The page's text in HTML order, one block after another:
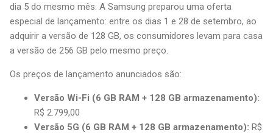
dia 5 do mesmo mês. A Samsung preparou uma oferta
especial de lançamento: entre os dias 1 e 28 de setembro, ao
adquirir a versão de 128 GB, os consumidores levam para casa
a versão de 256 GB pelo mesmo preço.
Os preços de lançamento anunciados são:
Versão Wi-Fi (6 GB RAM + 128 GB armazenamento):
R$ 2.799,00
Versão 5G (6 GB RAM + 128 GB armazenamento): R$